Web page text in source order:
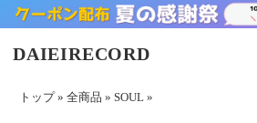
DAIEIRECORD
トップ» 全商品 » SOUL »